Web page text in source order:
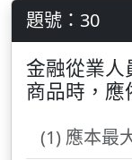
題號：30
金融從業人
商品時，應
(1) 應本最